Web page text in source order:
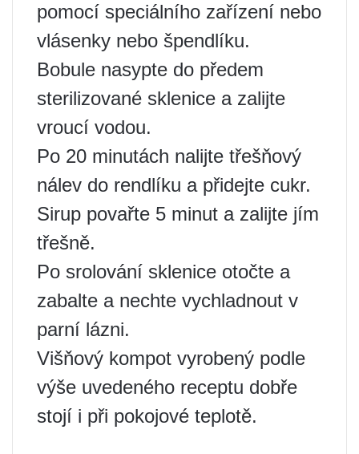
pomocí speciálního zařízení nebo
vlásenky nebo špendlíku.
Bobule nasypte do předem
sterilizované sklenice a zalijte
vroucí vodou.
Po 20 minutách nalijte třešňový
nálev do rendlíku a přidejte cukr.
Sirup povařte 5 minut a zalijte jím
třešně.
Po srolování sklenice otočte a
zabalte a nechte vychladnout v
parní lázni.
Višňový kompot vyrobený podle
výše uvedeného receptu dobře
stojí i při pokojové teplotě.